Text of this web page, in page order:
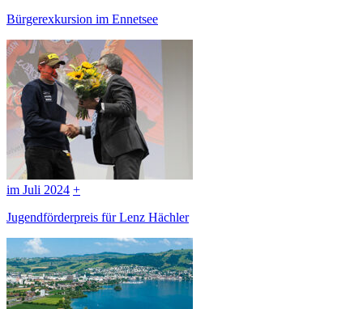
Bürgerexkursion im Ennetsee
im Juli 2024 +
Jugendförderpreis für Lenz Hächler